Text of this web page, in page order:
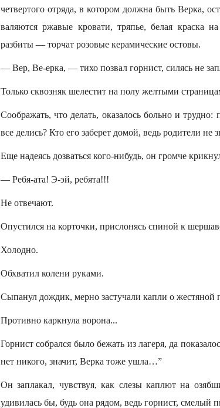
четвертого отряда, в котором должна быть Верка,
валяются ржавые кровати, тряпье, белая краска
разбиты — торчат розовые керамические остовы.
— Вер, Ве-ерка, — тихо позвал горнист, силясь не
Только сквозняк шелестит на полу желтыми
Соображать, что делать, оказалось больно и
все делись? Кто его заберет домой, ведь родители не
Еще надеясь дозваться кого-нибудь, он громче
— Ребя-ата! Э-эй, ребята!!!
Не отвечают.
Опустился на корточки, прислонясь спиной к
Холодно.
Обхватил колени руками.
Сыпанул дождик, мерно застучали капли о жестяной
Противно каркнула ворона...
Горнист собрался было бежать из лагеря, да
нет никого, значит, Верка тоже ушла…”
Он заплакал, чувствуя, как слезы каплют на
удивилась бы, будь она рядом, ведь горнист, смелый